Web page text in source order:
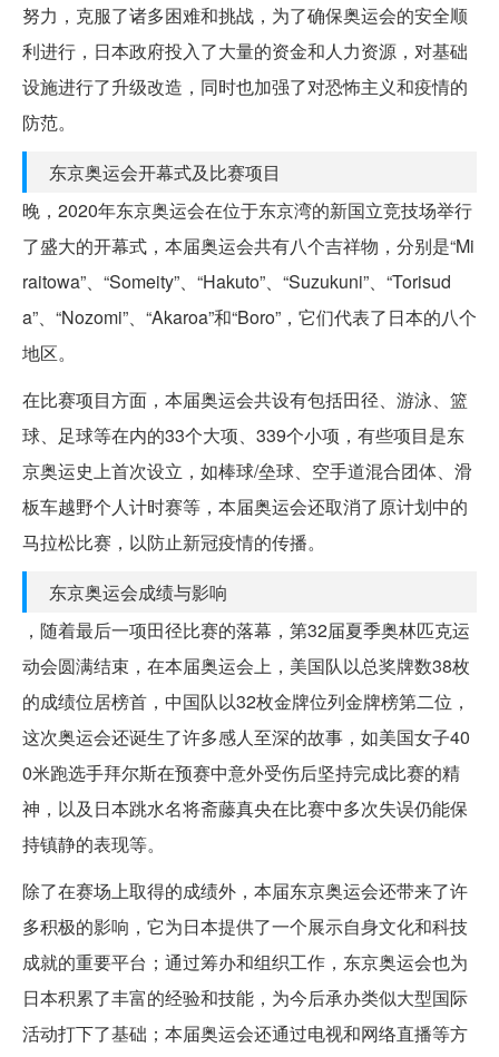
努力，克服了诸多困难和挑战，为了确保奥运会的安全顺
利进行，日本政府投入了大量的资金和人力资源，对基础
设施进行了升级改造，同时也加强了对恐怖主义和疫情的
防范。
东京奥运会开幕式及比赛项目
晚，2020年东京奥运会在位于东京湾的新国立竞技场举行
了盛大的开幕式，本届奥运会共有八个吉祥物，分别是“Mi
raitowa”、“Someity”、“Hakuto”、“Suzukuni”、“Torisud
a”、“Nozomi”、“Akaroa”和“Boro”，它们代表了日本的八个
地区。
在比赛项目方面，本届奥运会共设有包括田径、游泳、篮
球、足球等在内的33个大项、339个小项，有些项目是东
京奥运史上首次设立，如棒球/垒球、空手道混合团体、滑
板车越野个人计时赛等，本届奥运会还取消了原计划中的
马拉松比赛，以防止新冠疫情的传播。
东京奥运会成绩与影响
，随着最后一项田径比赛的落幕，第32届夏季奥林匹克运
动会圆满结束，在本届奥运会上，美国队以总奖牌数38枚
的成绩位居榜首，中国队以32枚金牌位列金牌榜第二位，
这次奥运会还诞生了许多感人至深的故事，如美国女子40
0米跑选手拜尔斯在预赛中意外受伤后坚持完成比赛的精
神，以及日本跳水名将斋藤真央在比赛中多次失误仍能保
持镇静的表现等。
除了在赛场上取得的成绩外，本届东京奥运会还带来了许
多积极的影响，它为日本提供了一个展示自身文化和科技
成就的重要平台；通过筹办和组织工作，东京奥运会也为
日本积累了丰富的经验和技能，为今后承办类似大型国际
活动打下了基础；本届奥运会还通过电视和网络直播等方